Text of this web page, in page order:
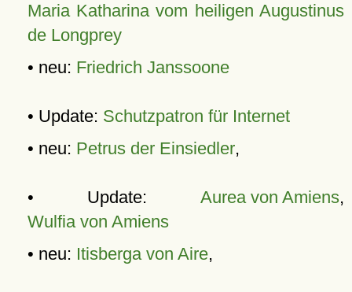
Maria Katharina vom heiligen Augustinus
de Longprey
• neu: Friedrich Janssoone
• Update: Schutzpatron für Internet
• neu: Petrus der Einsiedler,
• Update: Aurea von Amiens,
Wulfia von Amiens
• neu: Itisberga von Aire,